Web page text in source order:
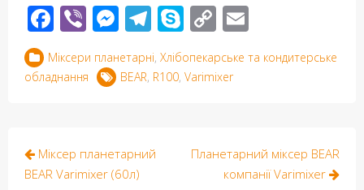
Facebook
ViberMessenger
Telegram
Skype
Copy
Міксери планетарні, Хлібопекарське та кондитерське
обладнання
BEAR, R100, Varimixer
Post
navigation
Міксер планетарний
BEAR Varimixer (60л)
Планетарний міксер BEAR
компанії Varimixer